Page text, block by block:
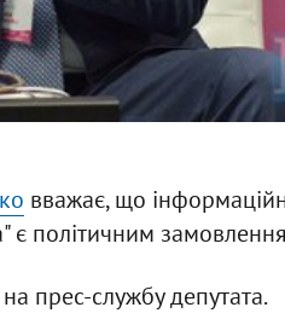
вважає, що
є політичним
прес-службу депутата.